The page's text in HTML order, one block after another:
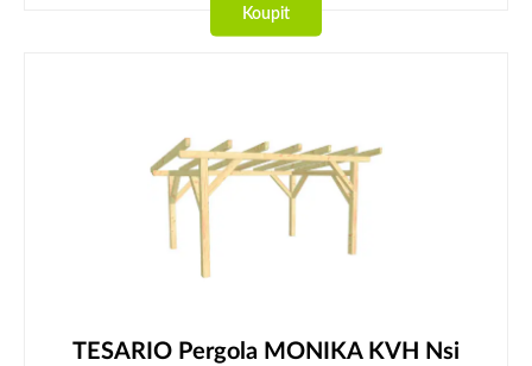
Koupit
TESARIO Pergola MONIKA KVH Nsi